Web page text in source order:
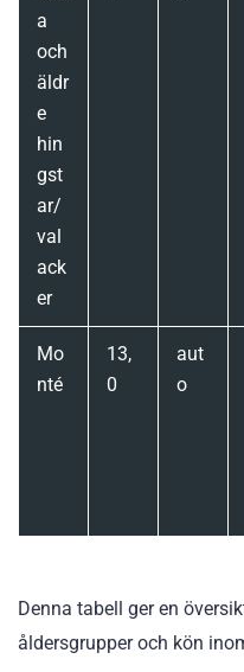
a
och
äldr
e
hin
gst
ar/
val
ack
er
Mo
nté
13,
0
aut
o
Denna tabell ger en
åldersgrupper och kön